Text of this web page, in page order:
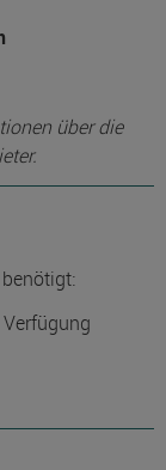
über die